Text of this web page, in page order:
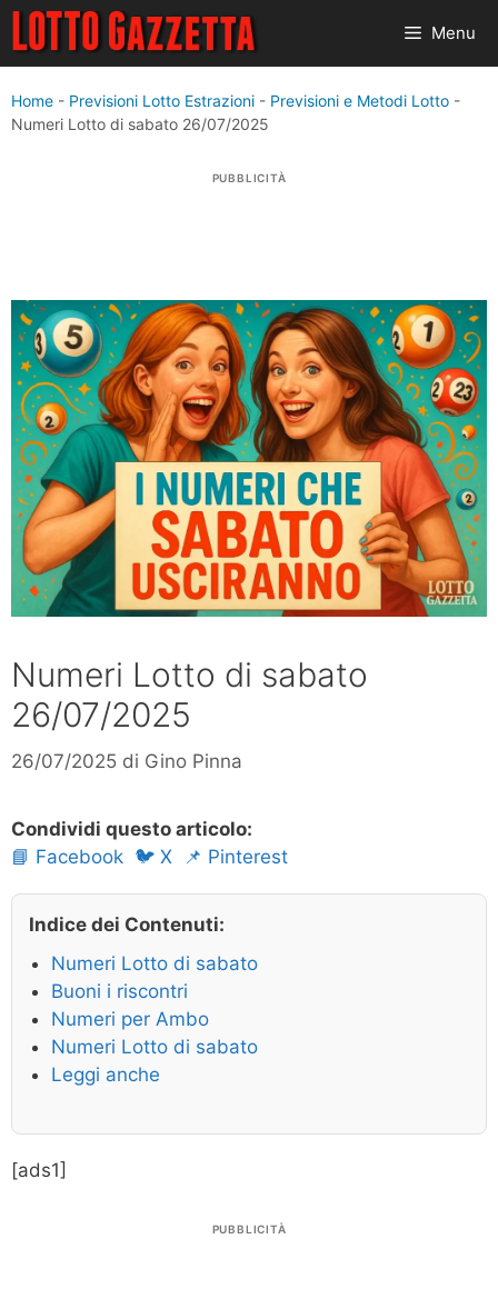
Vai
contenuto
Menu
Home - Previsioni Lotto Estrazioni - Previsioni e Metodi Lotto -
Numeri Lotto di sabato 26/07/2025
PUBBLICITÀ
Numeri Lotto di sabato
26/07/2025
26/07/2025 di Gino Pinna
Condividi questo articolo:
📘 Facebook 🐦 X 📌 Pinterest
Indice dei Contenuti:
Numeri Lotto di sabato
Buoni i riscontri
Numeri per Ambo
Numeri Lotto di sabato
Leggi anche
[ads1]
PUBBLICITÀ